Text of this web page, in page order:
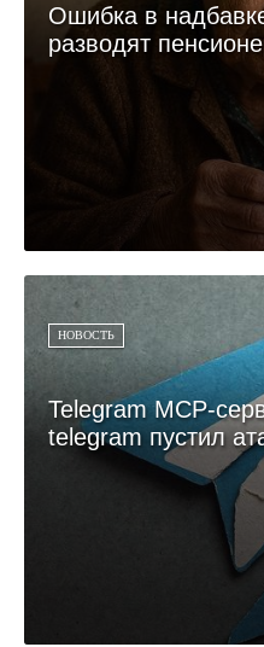
Ошибка в
разводят
НОВОСТЬ
Telegram MCP-
telegram пустил